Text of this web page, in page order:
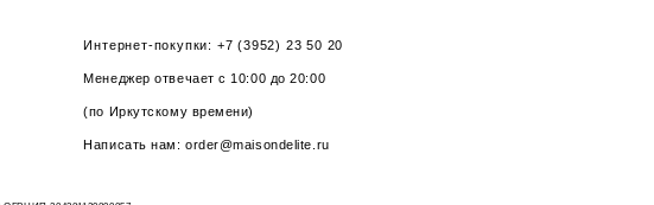
Интернет-покупки: +7 (3952) 23 50 20
Менеджер отвечает с 10:00 до 20:00
(по Иркутскому времени)
Написать нам: order@maisondelite.ru